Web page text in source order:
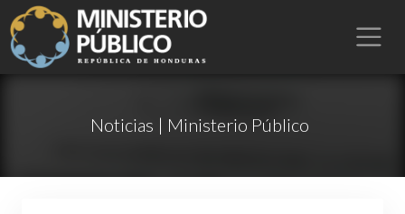
Noticias | Ministerio Público